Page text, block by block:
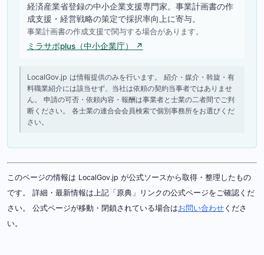
経済産業省登録の中小企業支援専門家。事業計画書の作
成支援・経営戦略の策定で採択率向上に寄与。
事業計画書の作成支援で関与する場合があります。
ミラサポplus（中小企業庁） ↗
LocalGov.jp は情報提供のみを行います。 紹介・媒介・斡旋・有
料職業紹介には該当せず、当社は依頼の契約当事者ではありませ
ん。 申請の可否・依頼内容・報酬は事業者と士業の二者間でご判
断ください。 各士業の連合会会員検索で個別事務所をお選びくだ
さい。
このページの情報は LocalGov.jp が公式ソースから取得・整理したもの
です。 詳細・最新情報は上記「原典」リンクの公式ページをご確認くだ
さい。 公式ページが移動・閉鎖されている場合はお問い合わせ くださ
い。